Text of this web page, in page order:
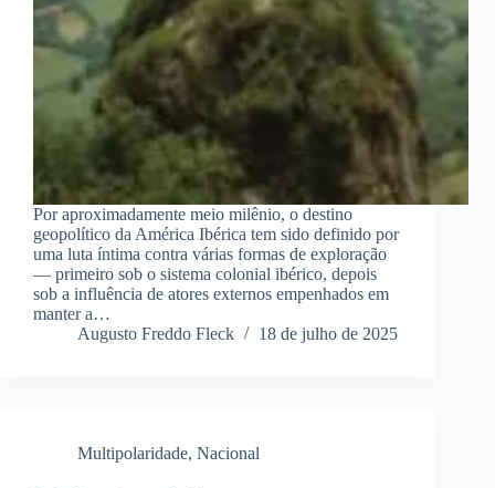
Por aproximadamente meio milênio, o destino
geopolítico da América Ibérica tem sido definido por
uma luta íntima contra várias formas de exploração
— primeiro sob o sistema colonial ibérico, depois
sob a influência de atores externos empenhados em
manter a…
Augusto Freddo Fleck
18 de julho de 2025
Multipolaridade, Nacional